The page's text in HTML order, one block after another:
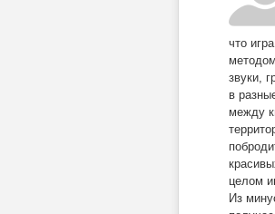
что
звуки,
в
между
целом
Из